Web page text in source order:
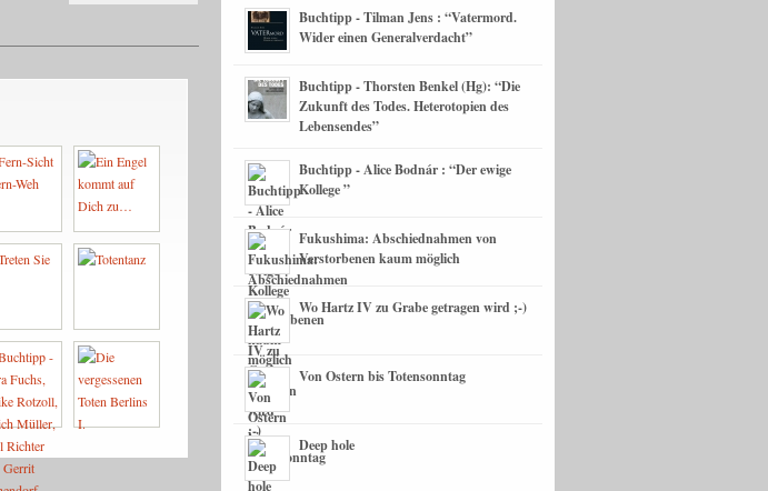
Buchtipp - Tilman Jens : “Vatermord.
Wider einen Generalverdacht”
Buchtipp - Thorsten Benkel (Hg): “Die
Zukunft des Todes. Heterotopien des
Lebensendes”
Buchtipp - Alice Bodnár : “Der ewige
Kollege ”
Fukushima: Abschiednahmen von
Verstorbenen kaum möglich
Wo Hartz IV zu Grabe getragen wird ;-)
Von Ostern bis Totensonntag
Deep hole